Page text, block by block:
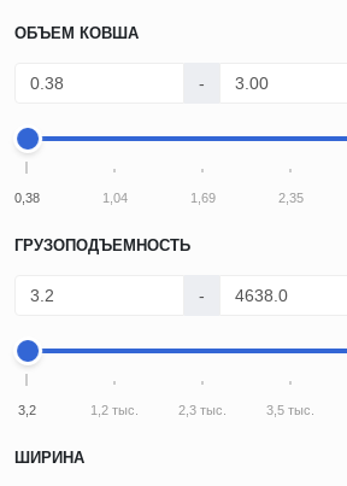
ОБЪЕМ КОВША
-
0,38 1,04 1,69 2,35
ГРУЗОПОДЪЕМНОСТЬ
-
3,2 1,2 тыс. 2,3 тыс. 3,5 тыс.
ШИРИНА